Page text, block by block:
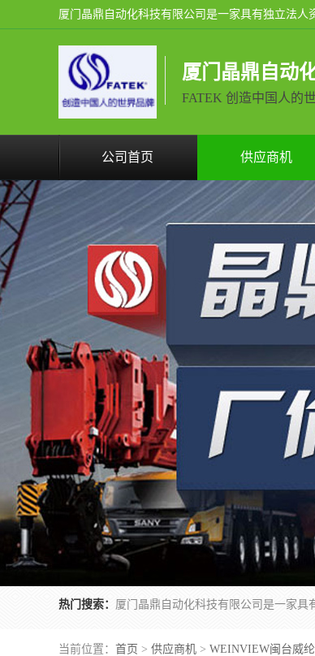
厦门晶鼎自动
FATEK 创造中国人的
公司首页 供应商机
热门搜索：
当前位置： 首页 > 供应商机 > WEINVIEW闽台威